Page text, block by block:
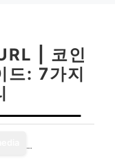
| 코인
드: 7가지